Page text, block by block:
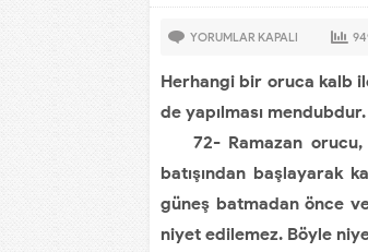
YORUMLAR KAPALI
Herhangi bir oruca kalb
de yapılması mendubdur.
72- Ramazan orucu,
batışından başlayarak
güneş batmadan önce
niyet edilemez. Böyle